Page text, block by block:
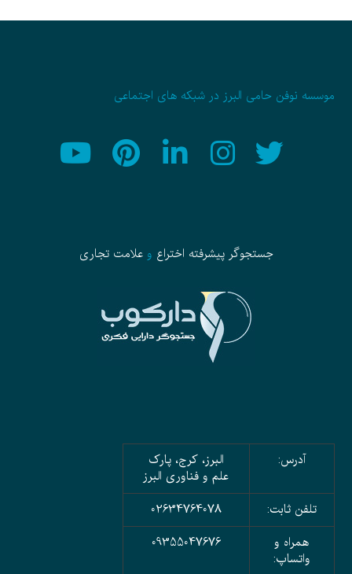
موسسه نوفن حامی البرز در شبکه های اجتماعی
جستجوگر پیشرفته اختراع وعلامت تجاری
آدرس:
البرز، کرج، پارک
علم و فناوری البرز
تلفن ثابت:
02634764078
همراه و
واتساپ:
09355047676